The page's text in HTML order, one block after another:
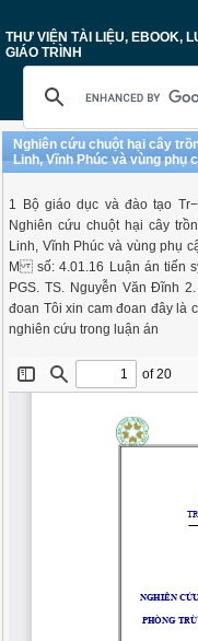
THƯ VIỆN TÀI LIỆU, EBOOK,
GIÁO TRÌNH
Nghiên cứu chuột hại cây
Linh, Vĩnh Phúc và vùng phụ
1 Bộ giáo dục và đào tạo
Nghiên cứu chuột hại cây
Linh, Vĩnh Phúc và vùng phụ
M số: 4.01.16 Luận án tiến
PGS. TS. Nguyễn Văn Đĩnh
đoan Tôi xin cam đoan đây là
nghiên cứu trong luận án